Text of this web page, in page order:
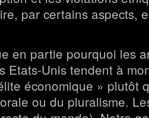
par certains aspects,
en partie pourquoi les
Etats-Unis tendent à
économique » plutôt
ou du pluralisme.